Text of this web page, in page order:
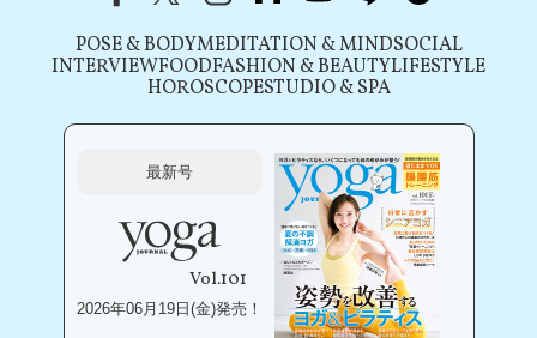
POSE & BODYMEDITATION & MINDSOCIAL
INTERVIEWFOODFASHION & BEAUTYLIFESTYLE
HOROSCOPESTUDIO & SPA
最新号
Vol.101
2026年06月19日(金)発売！